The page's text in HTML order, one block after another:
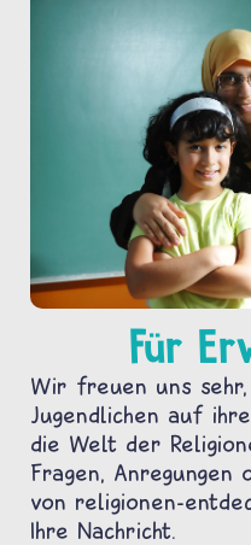
Für
Wir freuen uns
Jugendlichen auf
die Welt der
Fragen, Anregungen
von religionen-
Ihre Nachricht.